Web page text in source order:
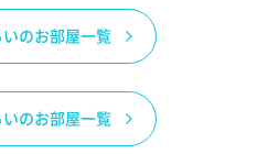
のお部屋一覧
のお部屋一覧